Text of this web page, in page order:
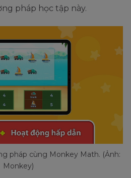
pháp học tập này.
pháp cùng Monkey Math. (Ảnh:
Monkey)